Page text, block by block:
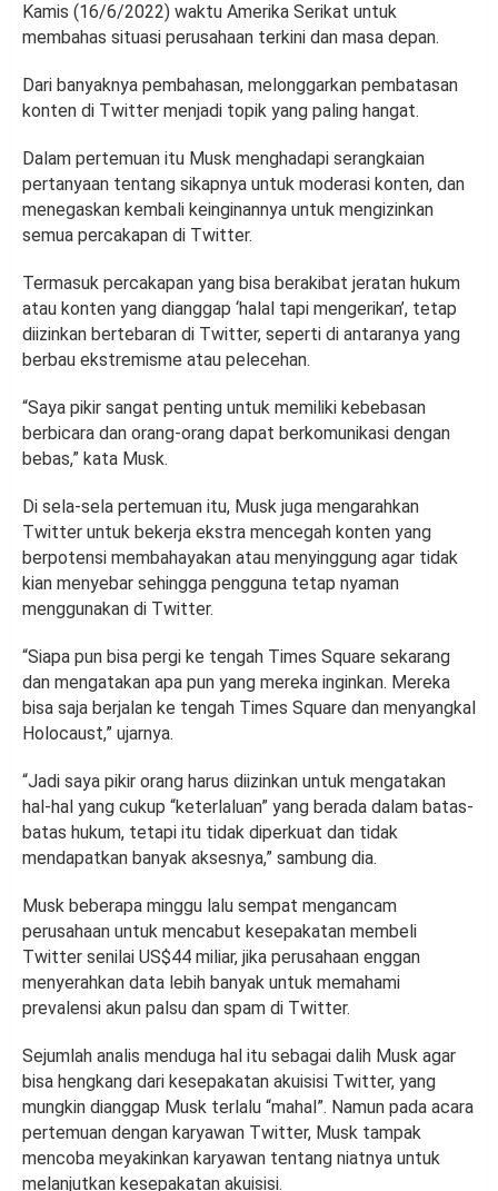
Kamis (16/6/2022) waktu Amerika Serikat untuk
membahas situasi perusahaan terkini dan masa depan.
Dari banyaknya pembahasan, melonggarkan pembatasan
konten di Twitter menjadi topik yang paling hangat.
Dalam pertemuan itu Musk menghadapi serangkaian
pertanyaan tentang sikapnya untuk moderasi konten, dan
menegaskan kembali keinginannya untuk mengizinkan
semua percakapan di Twitter.
Termasuk percakapan yang bisa berakibat jeratan hukum
atau konten yang dianggap ‘halal tapi mengerikan’, tetap
diizinkan bertebaran di Twitter, seperti di antaranya yang
berbau ekstremisme atau pelecehan.
“Saya pikir sangat penting untuk memiliki kebebasan
berbicara dan orang-orang dapat berkomunikasi dengan
bebas,” kata Musk.
Di sela-sela pertemuan itu, Musk juga mengarahkan
Twitter untuk bekerja ekstra mencegah konten yang
berpotensi membahayakan atau menyinggung agar tidak
kian menyebar sehingga pengguna tetap nyaman
menggunakan di Twitter.
“Siapa pun bisa pergi ke tengah Times Square sekarang
dan mengatakan apa pun yang mereka inginkan. Mereka
bisa saja berjalan ke tengah Times Square dan menyangkal
Holocaust,” ujarnya.
“Jadi saya pikir orang harus diizinkan untuk mengatakan
hal-hal yang cukup “keterlaluan” yang berada dalam batas-
batas hukum, tetapi itu tidak diperkuat dan tidak
mendapatkan banyak aksesnya,” sambung dia.
Musk beberapa minggu lalu sempat mengancam
perusahaan untuk mencabut kesepakatan membeli
Twitter senilai US$44 miliar, jika perusahaan enggan
menyerahkan data lebih banyak untuk memahami
prevalensi akun palsu dan spam di Twitter.
Sejumlah analis menduga hal itu sebagai dalih Musk agar
bisa hengkang dari kesepakatan akuisisi Twitter, yang
mungkin dianggap Musk terlalu “mahal”. Namun pada acara
pertemuan dengan karyawan Twitter, Musk tampak
mencoba meyakinkan karyawan tentang niatnya untuk
melanjutkan kesepakatan akuisisi.